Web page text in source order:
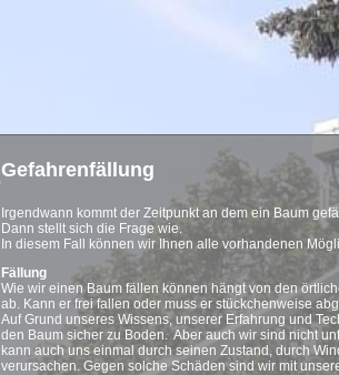
Gefahrenfällung
Irgendwann kommt der Zeitpunkt an dem ein Baum
Dann stellt sich die Frage wie.
In diesem Fall können wir Ihnen alle vorhandenen
Fällung
Wie wir einen Baum fällen können hängt von den
ab. Kann er frei fallen oder muss er stückchenweise
Auf Grund unseres Wissens, unserer Erfahrung und
den Baum sicher zu Boden. Aber auch wir sind nicht
kann auch uns einmal durch seinen Zustand, durch
verursachen. Gegen solche Schäden sind wir mit